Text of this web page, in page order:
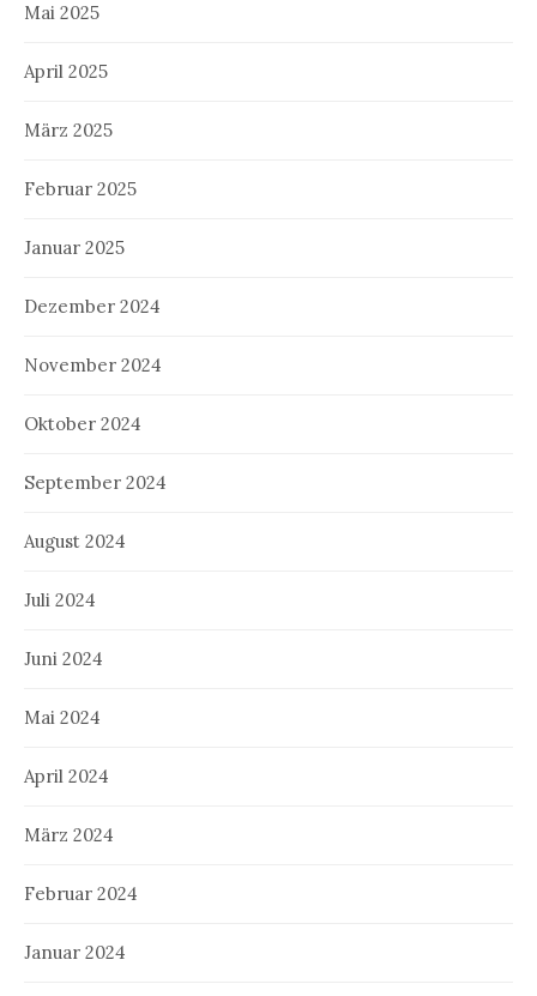
Mai 2025
April 2025
März 2025
Februar 2025
Januar 2025
Dezember 2024
November 2024
Oktober 2024
September 2024
August 2024
Juli 2024
Juni 2024
Mai 2024
April 2024
März 2024
Februar 2024
Januar 2024